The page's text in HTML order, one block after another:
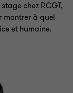
chez RCGT,
montrer à quel
et humaine.